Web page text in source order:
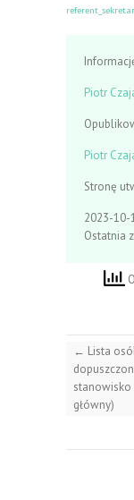
Piotr
Piotr
Stronę
2023-10-
Ostatnia
← Lista
stanowisko
główny)